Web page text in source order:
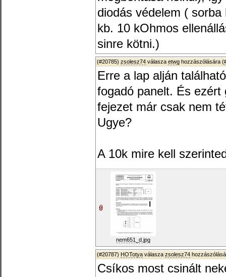
diodás védelem (
kb. 10 kOhmos
sinre kötni.)
(#20785) zsolesz74 válasza etwg hozzászólására (
Erre a lap alján
fogadó panelt. És ezért
fejezet már csak nem
Ugye?
A 10k mire kell
nem651_d.jpg
(#20787) HOTotya válasza zsolesz74
Csíkos most csinált